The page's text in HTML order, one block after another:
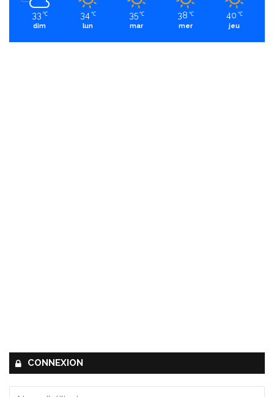
33 ℃
dim
34 ℃
lun
35 ℃
mar
38 ℃
mer
40 ℃
jeu
CONNEXION